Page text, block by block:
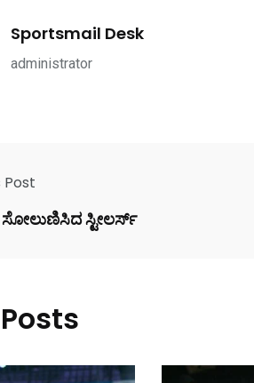
Sportsmail Desk
administrator
Post
ಸ್ಟೀಲರ್ಸ್